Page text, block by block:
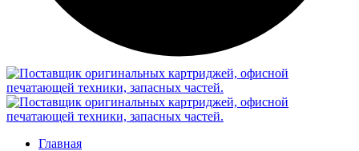
Главная